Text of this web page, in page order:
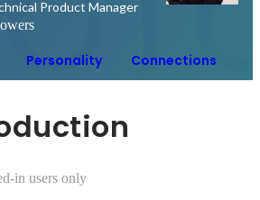
Product Manager
Personality Connections
in users only